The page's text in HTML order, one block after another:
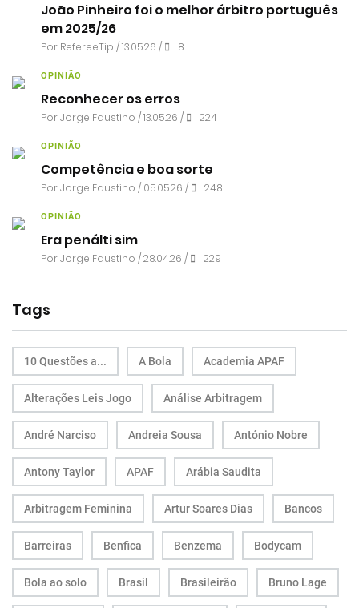
João Pinheiro foi o melhor árbitro português
em 2025/26
Por RefereeTip / 13.05.26 / 8
OPINIÃO
Reconhecer os erros
PorJorge Faustino / 13.05.26 / 224
OPINIÃO
Competência e boa sorte
PorJorge Faustino / 05.05.26 / 248
OPINIÃO
Era penálti sim
PorJorge Faustino / 28.04.26 / 229
Tags
10 Questões a... A Bola Academia APAF
Alterações Leis Jogo Análise Arbitragem
André Narciso Andreia Sousa António Nobre
Antony Taylor APAF Arábia Saudita
Arbitragem Feminina Artur Soares Dias Bancos
Barreiras Benfica Benzema Bodycam
Bola ao solo Brasil Brasileirão Bruno Lage